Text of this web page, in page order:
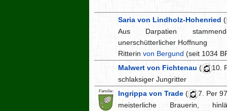
Saria von Lindholz-Hohenried (
Aus Darpatien
unerschütterlicher Hoffnung
Ritterin von Bergund (seit 1034
Malwert von Fichtenau (
10.
schlaksiger Jungritter
Familie: Ingrippa von Trade (
7. Per
meisterliche Brauerin,